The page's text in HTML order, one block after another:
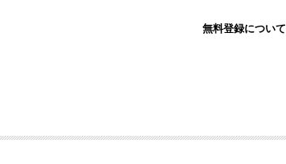
無料登録について